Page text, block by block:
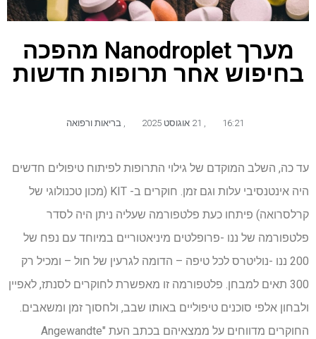
מערך Nanodroplet מהפכה
בחיפוש אחר תרופות חדשות
16:21 בריאות ורפואה
עד כה, השלב המוקדם של גילוי התרופות לפיתוח טיפולים חדשים
היה אינטנסיבי עלות וגם זמן. חוקרים ב- KIT (מכון טכנולוגי של
קרלסרואה) פיתחו כעת פלטפורמה שעליה ניתן היה לסדר
פלטפורמה של ננו -פרופלטים מיניאטוריים במיוחד עם נפח של
200 ננו -נוליטרס לכל טיפה – הדומה לגרעין של חול – ומכיל רק
300 תאים למבחן. פלטפורמה זו מאפשרת לחוקרים לסנתז, לאפיין
ולבחון אלפי סוכנים טיפוליים באותו שבב, ולחסוך זמן ומשאבים.
החוקרים מדווחים על ממצאיהם בכתב העת "Angewandte